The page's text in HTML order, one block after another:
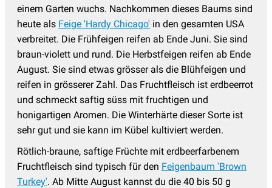
einem Garten wuchs. Nachkommen dieses Baums sind
heute als Feige 'Hardy Chicago' in den gesamten USA
verbreitet. Die Frühfeigen reifen ab Ende Juni. Sie sind
braun-violett und rund. Die Herbstfeigen reifen ab Ende
August. Sie sind etwas grösser als die Blühfeigen und
reifen in grösserer Zahl. Das Fruchtfleisch ist erdbeerrot
und schmeckt saftig süss mit fruchtigen und
honigartigen Aromen. Die Winterhärte dieser Sorte ist
sehr gut und sie kann im Kübel kultiviert werden.
Rötlich-braune, saftige Früchte mit erdbeerfarbenem
Fruchtfleisch sind typisch für den Feigenbaum 'Brown
Turkey'. Ab Mitte August kannst du die 40 bis 50 g